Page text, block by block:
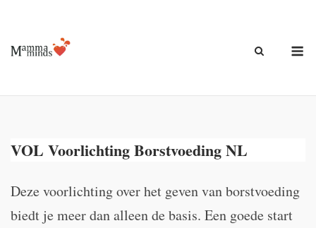
de
inhoud
VOL Voorlichting Borstvoeding NL
Deze voorlichting over het geven van borstvoeding
biedt je meer dan alleen de basis. Een goede start